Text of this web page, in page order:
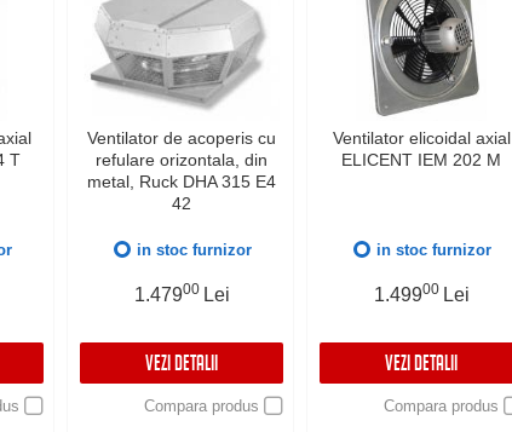
T
Ventilator de acoperis cu
refulare orizontala, din
metal, Ruck DHA 315 E4
42
in stoc furnizor
1.47900 Lei
VEZI DETALII
Compara produs
Ventilator elicoidal axial
ELICENT IEM 202 M
in stoc furnizor
1.49900 Lei
VEZI DETALII
Compara produs